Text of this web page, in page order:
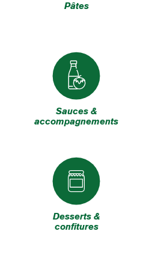
Pâtes
Sauces &
accompagnements
Desserts &
confitures